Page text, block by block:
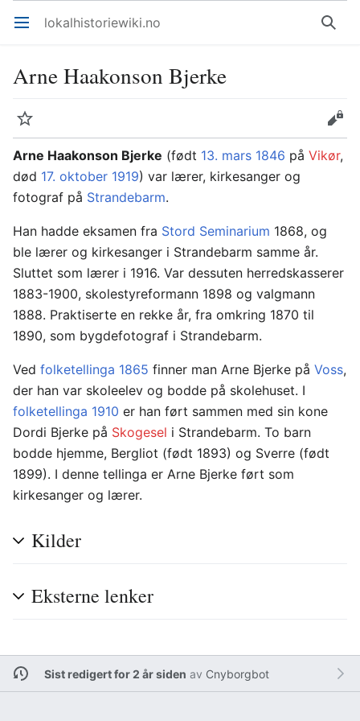
Åpne hovedmenyen lokalhistoriewiki.no Søk
Arne Haakonson Bjerke
Overvåk
Rediger
Arne Haakonson Bjerke (født 13. mars 1846 på Vikør,
død 17. oktober 1919) var lærer, kirkesanger og
fotograf på Strandebarm.
Han hadde eksamen fra Stord Seminarium 1868, og
ble lærer og kirkesanger i Strandebarm samme år.
Sluttet som lærer i 1916. Var dessuten herredskasserer
1883-1900, skolestyreformann 1898 og valgmann
1888. Praktiserte en rekke år, fra omkring 1870 til
1890, som bygdefotograf i Strandebarm.
Ved folketellinga 1865 finner man Arne Bjerke på Voss,
der han var skoleelev og bodde på skolehuset. I
folketellinga 1910 er han ført sammen med sin kone
Dordi Bjerke på Skogesel i Strandebarm. To barn
bodde hjemme, Bergliot (født 1893) og Sverre (født
1899). I denne tellinga er Arne Bjerke ført som
kirkesanger og lærer.
Kilder
Eksterne lenker
Sist redigert for 2 år siden av Cnyborgbot